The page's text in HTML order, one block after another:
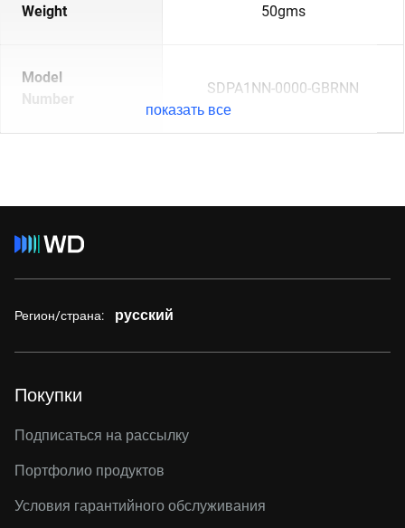
Weight 50gms
Model
Number
SDPA1NN-0000-GBRNN
показать все
Регион/страна: русский
Покупки
Подписаться на рассылку
Портфолио продуктов
Условия гарантийного обслуживания